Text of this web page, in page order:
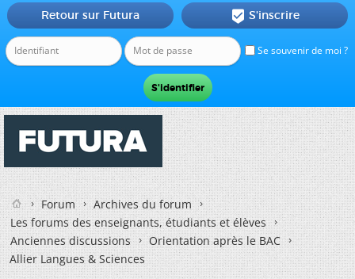
Se souvenir de moi ?
Retour sur Futura  S'inscrire
Forum
Archives du forum
Les forums des enseignants, étudiants et élèves
Anciennes discussions
Orientation après le BAC
Allier Langues & Sciences